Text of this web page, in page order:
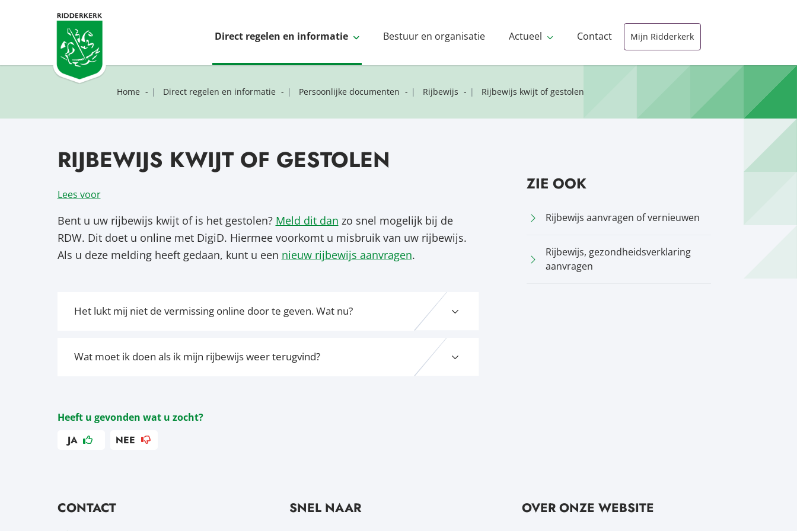
Direct regelen en informatie Bestuur en organisatie Actueel Contact Mijn Ridderkerk
Home Direct regelen en informatie Persoonlijke documenten Rijbewijs Rijbewijs kwijt of gestolen
RIJBEWIJS KWIJT OF GESTOLEN
Lees voor
Bent u uw rijbewijs kwijt of is het gestolen? Meld dit dan zo snel mogelijk bij de
RDW. Dit doet u online met DigiD. Hiermee voorkomt u misbruik van uw rijbewijs.
Als u deze melding heeft gedaan, kunt u een nieuw rijbewijs aanvragen.
Het lukt mij niet de vermissing online door te geven. Wat nu?
Wat moet ik doen als ik mijn rijbewijs weer terugvind?
ZIE OOK
Rijbewijs aanvragen of vernieuwen
Rijbewijs, gezondheidsverklaring
aanvragen
Heeft u gevonden wat u zocht?
JA NEE
CONTACT SNEL NAAR OVER ONZE WEBSITE